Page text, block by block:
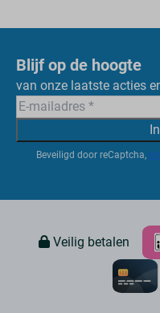
Blijf op de hoogte
van onze laatste acties
Beveiligd door reCaptcha,
Veilig betalen